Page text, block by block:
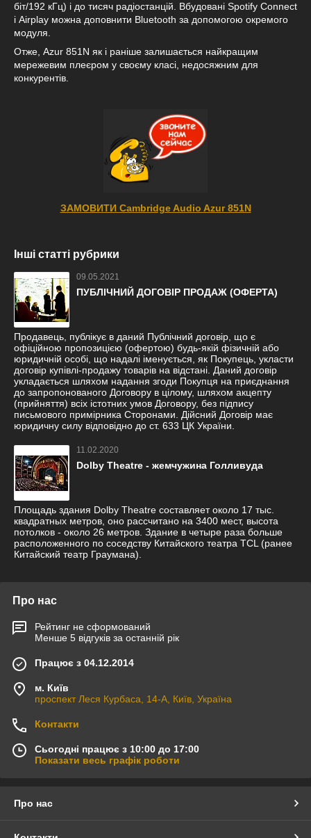
біт/192 кГц) і до тисяч радіостанцій. Вбудовані Spotify Connect
і Airplay можна доповнити Bluetooth за допомогою окремого
модуля.
Отже, Azur 851N як і раніше залишається найкращим
мережевим плеєром у своєму класі, недосяжним для
конкурентів.
ЗАМОВИТИ Cambridge Audio Azur 851N
Інші статті рубрики
09.05.2021
ПУБЛІЧНИЙ ДОГОВІР ПРОДАЖ (ОФЕРТА)
Продавець, публікує в даний Публічний договір, що є
офіційною пропозицією (офертою) будь-якій фізичній або
юридичній особі, що надалі іменується, як Покупець, укласти
договір купівлі-продажу товарів на відстані. Даний договір
укладається шляхом надання згоди Покупця на приєднання
до запропонованого Договору в цілому, шляхом акцепту
(прийняття) всіх істотних умов Договору, без підпису
письмового примірника Сторонами. Дійсний Договір має
юридичну силу відповідно до ст. 633 ЦК України.
11.02.2020
Dolby Theatre - жемчужина Голливуда
Площадь здания Dolby Theatre составляет около 17 тыс.
квадратных метров, оно рассчитано на 3400 мест, высота
потолков - около 26 метров. Здание в четыре раза больше
расположенного по соседству Китайского театра TCL (ранее
Китайский театр Граумана).
Про нас
Рейтинг не сформований
Менше 5 відгуків за останній рік
Працює з 04.12.2014
м. Київ
проспект Леся Курбаса, 14-А, Київ, Україна
Контакти
Сьогодні працює з 10:00 до 17:00
Показати весь графік роботи
Про нас